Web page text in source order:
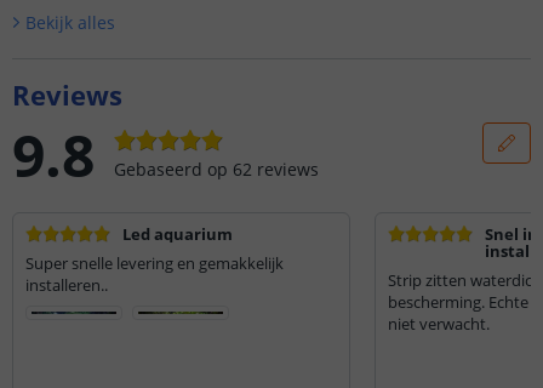
Bekijk alles
Reviews
9.8 Gebaseerd op 62 reviews
Led aquarium
Super snelle levering en gemakkelijk
installeren..
Snel
Strip zitten
bescherming. Echte
niet verwacht.